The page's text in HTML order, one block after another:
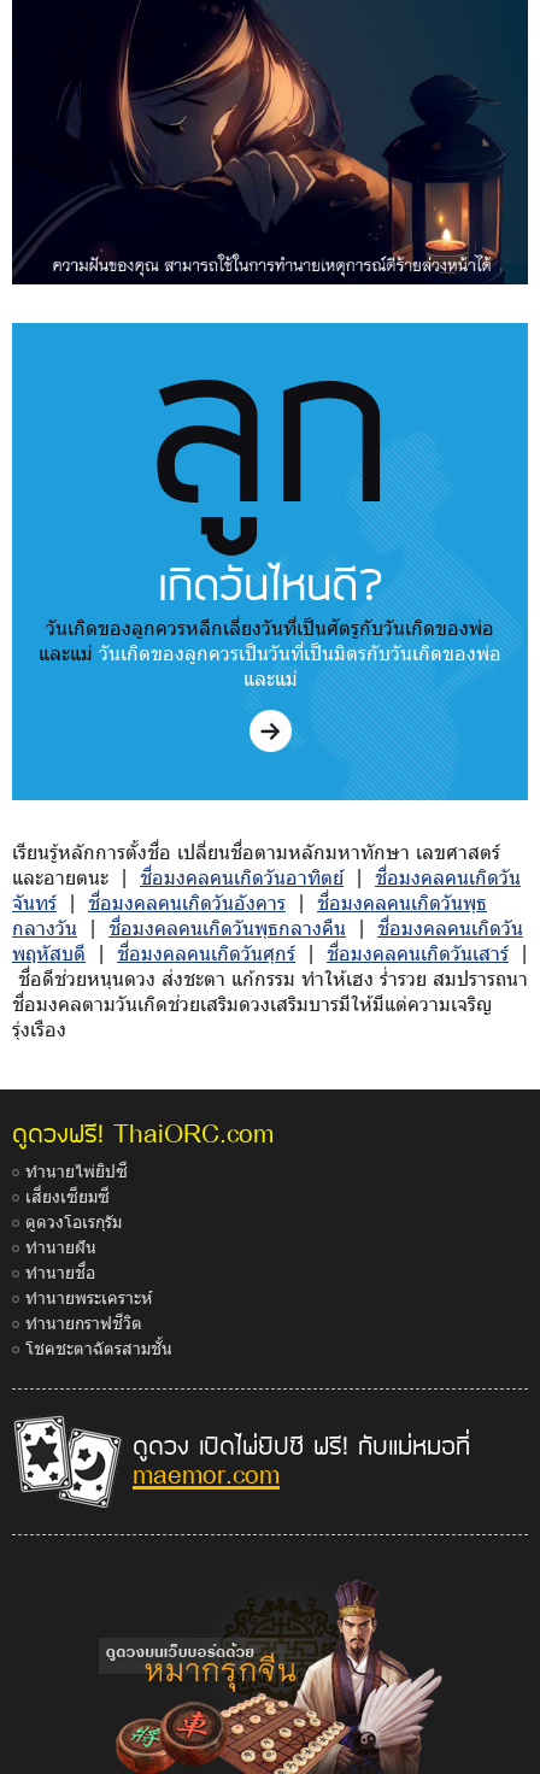
ลูก
เกิดวันไหนดี?
วันเกิดของลูกควรหลีกเลี่ยงวันที่เป็นศัตรูกับวันเกิดของพ่อ
และแม่ วันเกิดของลูกควรเป็นวันที่เป็นมิตรกับวันเกิดของพ่อ
และแม่
เรียนรู้หลักการตั้งชื่อ เปลี่ยนชื่อตามหลักมหาทักษา เลขศาสตร์
และอายตนะ | ชื่อมงคลคนเกิดวันอาทิตย์| ชื่อมงคลคนเกิดวัน
จันทร์ | ชื่อมงคลคนเกิดวันอังคาร | ชื่อมงคลคนเกิดวันพุธ
กลางวัน | ชื่อมงคลคนเกิดวันพุธกลางคืน | ชื่อมงคลคนเกิดวัน
พฤหัสบดี | ชื่อมงคลคนเกิดวันศุกร์ | ชื่อมงคลคนเกิดวันเสาร์ |
ชื่อดีช่วยหนุนดวง ส่งชะตา แก้กรรม ทำให้เฮง ร่ำรวย สมปรารถนา
ชื่อมงคลตามวันเกิดช่วยเสริมดวงเสริมบารมีให้มีแต่ความเจริญ
รุ่งเรือง
ดูดวงฟรี! ThaiORC.com
ทำนายไพ่ยิปซี
เสี่ยงเซียมซี
ดูดวงโอเรกุรัม
ทำนายฝัน
ทำนายชื่อ
ทำนายพระเคราะห์
ทำนายกราฟชีวิต
โชคชะตาฉัตรสามชั้น
ดูดวง เปิดไพ่ยิปซี ฟรี! กับแม่หมอที่
maemor.com